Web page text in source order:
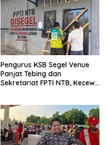
Pengurus KSB Segel Venue
Panjat Tebing dan
Sekretariat FPTI NTB, Kecewa